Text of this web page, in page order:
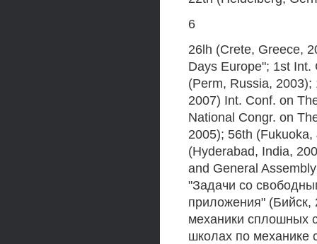
6
26lh (Crete, Greece,
Days Europe"; 1st
(Perm, Russia,
2007) Int. Conf. on
National Congr. on
2005); 56th
(Hyderabad, India,
and General
"Задачи со
приложения"
механики сплошных
школах по механике